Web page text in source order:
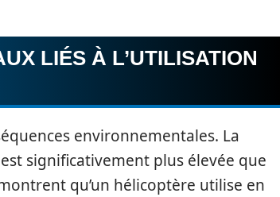
LIÉS À L’UTILISATION
environnementales. La
significativement plus élevée que
qu’un hélicoptère utilise en